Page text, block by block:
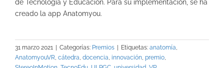
de Tecnología y Educación. Para su implementación, se ha
creado la app Anatomyou.
31 marzo 2021 Categorías: Premios Etiquetas: anatomía,
AnatomyouVR, cátedra, docencia, innovación, premio,